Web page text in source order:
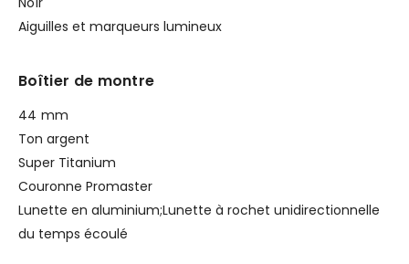
Aiguilles et marqueurs lumineux
Boîtier de montre
44 mm
Ton argent
Super Titanium
Couronne Promaster
Lunette en aluminium;Lunette à rochet unidirectionnelle
du temps écoulé